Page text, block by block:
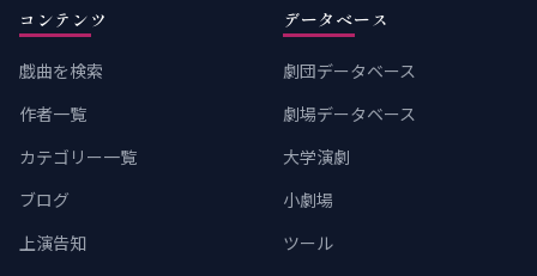
コンテンツ
戯曲を検索
作者一覧
カテゴリー一覧
ブログ
上演告知
データベース
劇団データベース
劇場データベース
大学演劇
小劇場
ツール